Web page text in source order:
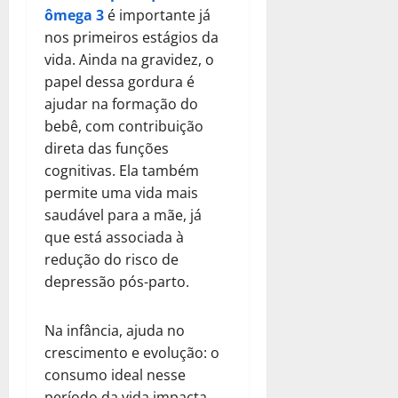
ômega 3 é importante já
nos primeiros estágios da
vida. Ainda na gravidez, o
papel dessa gordura é
ajudar na formação do
bebê, com contribuição
direta das funções
cognitivas. Ela também
permite uma vida mais
saudável para a mãe, já
que está associada à
redução do risco de
depressão pós-parto.
Na infância, ajuda no
crescimento e evolução: o
consumo ideal nesse